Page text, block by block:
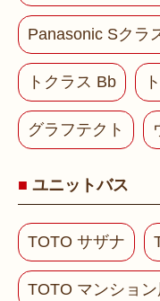
Panasonic Sクラ
トクラス Bb
グラフテクト
ユニットバス
TOTO サザナ
TOTO マンショ